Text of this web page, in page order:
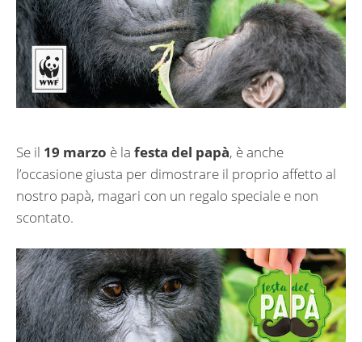
Se il 19 marzo è la festa del papà, è anche
l’occasione giusta per dimostrare il proprio affetto al
nostro papà, magari con un regalo speciale e non
scontato.